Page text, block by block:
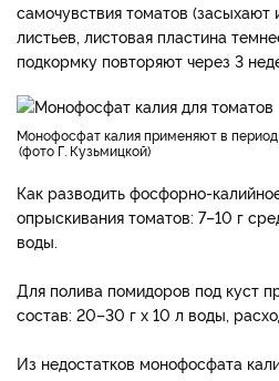
самочувствия томатов (засыхают
листьев, листовая пластина
подкормку повторяют через 3
Монофосфат калия применяют в
фото Г. Кузьмицкой
Как разводить фосфорно-
опрыскивания томатов: 7–10 г
воды.
Для полива помидоров под куст
состав: 20–30 г х 10 л воды,
Из недостатков монофосфата